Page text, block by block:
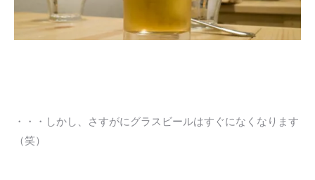
・・・しかし、さすがにグラスビールはすぐになくなります
（笑）